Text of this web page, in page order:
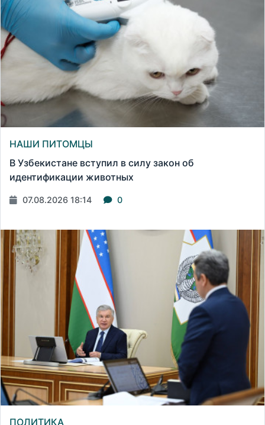
НАШИ ПИТОМЦЫ
В Узбекистане вступил в силу закон об
идентификации животных
07.08.2026 18:14 0
ПОЛИТИКА